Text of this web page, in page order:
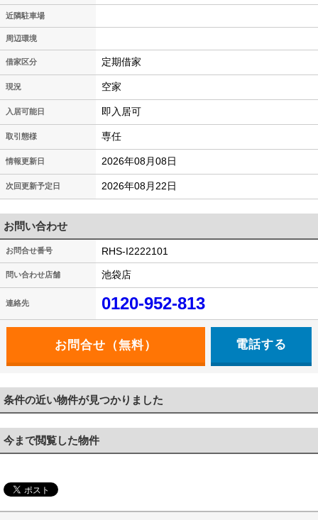
近隣駐車場
周辺環境
借家区分 定期借家
現況 空家
入居可能日 即入居可
取引態様 専任
情報更新日 2026年08月08日
次回更新予定日 2026年08月22日
お問い合わせ
お問合せ番号 RHS-I2222101
問い合わせ店舗 池袋店
連絡先 0120-952-813
電話する
条件の近い物件が見つかりました
今まで閲覧した物件